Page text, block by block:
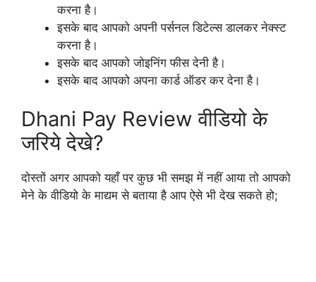
करना है।
इसके बाद आपको अपनी पर्सनल डिटेल्स डालकर नेक्स्ट
करना है।
इसके बाद आपको जोइनिंग फीस देनी है।
इसके बाद आपको अपना कार्ड ऑडर कर देना है।
Dhani Pay Review वीडियो के
जरिये देखे?
दोस्तों अगर आपको यहाँ पर कुछ भी समझ में नहीं आया तो आपको
मेने के वीडियो के माद्यम से बताया है आप ऐसे भी देख सकते हो;